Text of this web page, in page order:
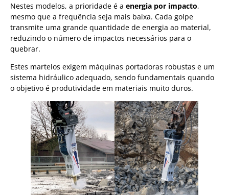
Nestes modelos, a prioridade é a energia por impacto,
mesmo que a frequência seja mais baixa. Cada golpe
transmite uma grande quantidade de energia ao material,
reduzindo o número de impactos necessários para o
quebrar.
Estes martelos exigem máquinas portadoras robustas e um
sistema hidráulico adequado, sendo fundamentais quando
o objetivo é produtividade em materiais muito duros.